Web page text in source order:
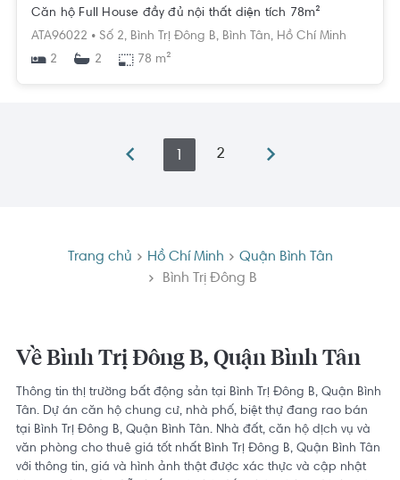
Căn hộ Full House đầy đủ nội thất diện tích 78m²
ATA96022 • Số 2, Bình Trị Đông B, Bình Tân, Hồ Chí Minh
2
2 78 m²
1 2
Trang chủ Hồ Chí Minh
Quận Bình Tân
Bình Trị Đông B
Về Bình Trị Đông B, Quận Bình Tân
Thông tin thị trường bất động sản tại Bình Trị Đông B, Quận Bình
Tân. Dự án căn hộ chung cư, nhà phố, biệt thự đang rao bán
tại Bình Trị Đông B, Quận Bình Tân. Nhà đất, căn hộ dịch vụ và
văn phòng cho thuê giá tốt nhất Bình Trị Đông B, Quận Bình Tân
với thông tin, giá và hình ảnh thật được xác thực và cập nhật